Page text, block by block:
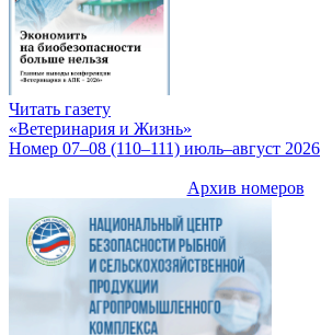
Читать газету
«Ветеринария и Жизнь»
Номер 07–08 (110–111) июль–август 2026
Архив номеров